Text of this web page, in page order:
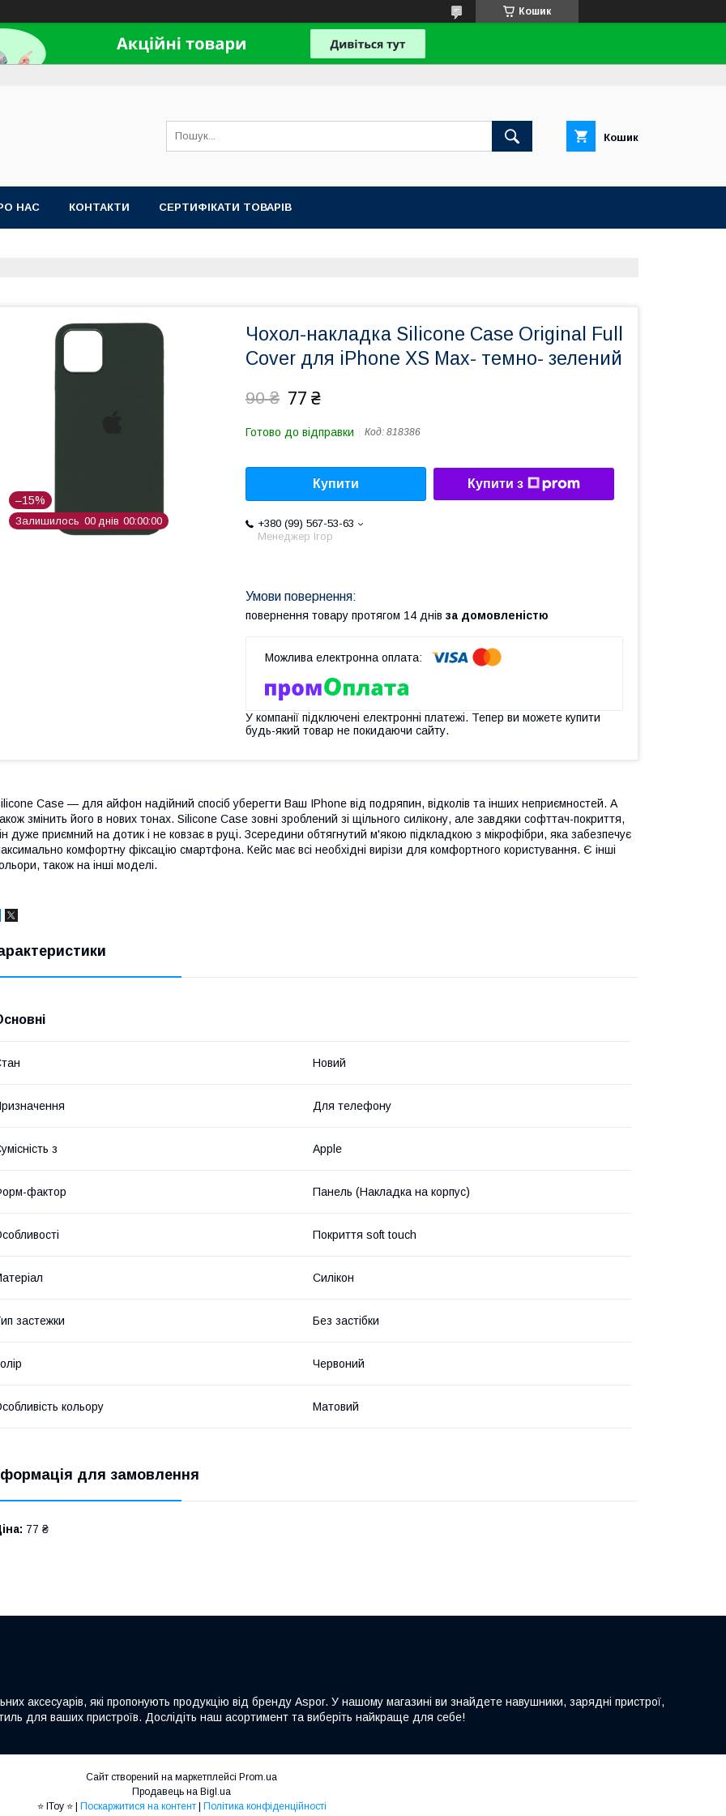
Кошик
Кошик
НАС КОНТАКТИ СЕРТИФІКАТИ ТОВАРІВ
–15%
Залишилось 00 днів 00 00 00
Чохол-накладка Silicone Case Original Full
Cover для iPhone XS Max- темно- зелений
90 ₴ 77 ₴
Готово до відправки Код: 818386
Купити Купити з
+380 (99) 567-53-63
Менеджер Ігор
повернення товару протягом 14 днів за домовленістю
У компанії підключені електронні платежі. Тепер ви можете купити
будь-який товар не покидаючи сайту.
Case — для айфон надійний спосіб уберегти Ваш IPhone від подряпин, відколів та інших неприємностей. А
змінить його в нових тонах. Silicone Case зовні зроблений зі щільного силікону, але завдяки софттач-покриття,
дуже приємний на дотик і не ковзає в руці. Зсередини обтягнутий м'якою підкладкою з мікрофібри, яка забезпечує
комфортну фіксацію смартфона. Кейс має всі необхідні вирізи для комфортного користування. Є інші
також на інші моделі.
Новий
Для телефону
з Apple
фактор Панель (Накладка на корпус)
Покриття soft touch
Силікон
застежки Без застібки
Червоний
кольору Матовий
для замовлення
77 ₴
аксесуарів, які пропонують продукцію від бренду Aspor. У нашому магазині ви знайдете навушники, зарядні пристрої,
для ваших пристроїв. Дослідіть наш асортимент та виберіть найкраще для себе!
Сайт створений на маркетплейсі Prom.ua
Продавець на Bigl.ua
⭐ IToy ⭐ | Поскаржитися на контент | Політика конфіденційності